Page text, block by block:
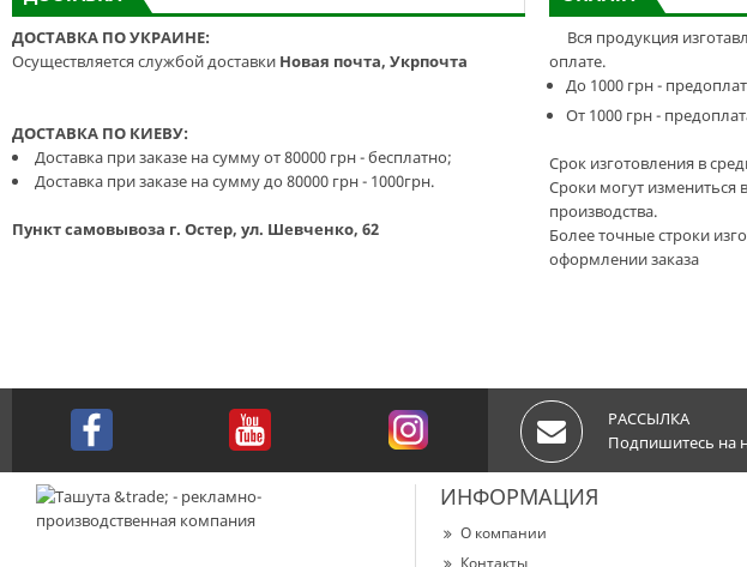
ДОСТАВКА ПО УКРАИНЕ:
Осуществляется службой доставки Новая почта, Укрпочта
ДОСТАВКА ПО КИЕВУ:
Доставка при заказе на сумму от 80000 грн - бесплатно;
Доставка при заказе на сумму до 80000 грн - 1000грн.
Пункт самовывоза г. Остер, ул. Шевченко, 62
Вся продукция
оплате.
До 1000 грн -
От 1000 грн -
Срок изготовления в
Сроки могут измениться
производства.
Более точные строки
оформлении заказа
РАССЫЛКА
Подпишитесь на
ИНФОРМАЦИЯ
О компании
Контакты